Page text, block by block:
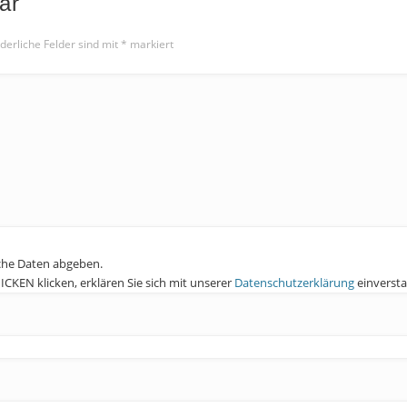
Felder sind mit * markiert
Daten abgeben.
klicken, erklären Sie sich mit unserer Datenschutzerklärung